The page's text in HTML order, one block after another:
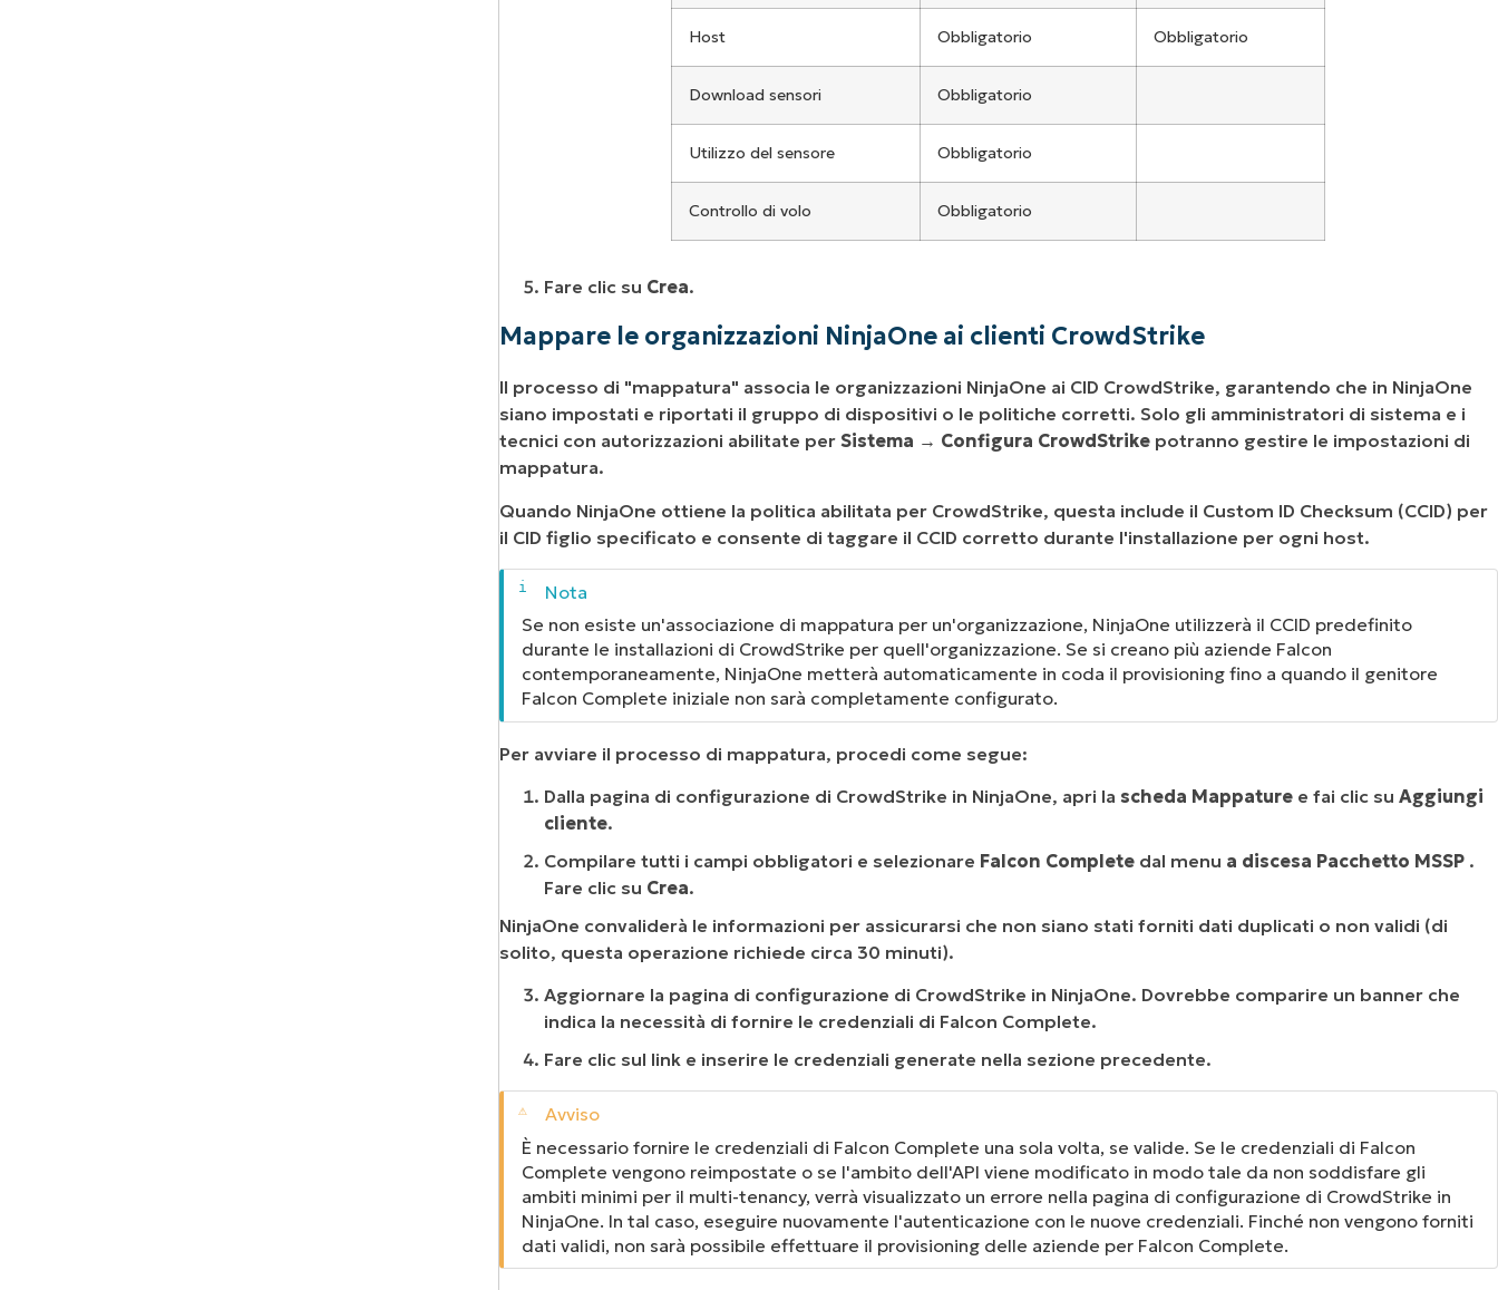
Host Obbligatorio Obbligatorio
Download sensori Obbligatorio
Utilizzo del sensore Obbligatorio
Controllo di volo Obbligatorio
Fare clic su Crea.
Mappare le organizzazioni NinjaOne ai clienti CrowdStrike
Il processo di "mappatura" associa le organizzazioni NinjaOne ai CID CrowdStrike, garantendo che in NinjaOne
siano impostati e riportati il gruppo di dispositivi o le politiche corretti. Solo gli amministratori di sistema e i
tecnici con autorizzazioni abilitate per Sistema → Configura CrowdStrike potranno gestire le impostazioni di
mappatura.
Quando NinjaOne ottiene la politica abilitata per CrowdStrike, questa include il Custom ID Checksum (CCID) per
il CID figlio specificato e consente di taggare il CCID corretto durante l'installazione per ogni host.
Se non esiste un'associazione di mappatura per un'organizzazione, NinjaOne utilizzerà il CCID predefinito
durante le installazioni di CrowdStrike per quell'organizzazione. Se si creano più aziende Falcon
contemporaneamente, NinjaOne metterà automaticamente in coda il provisioning fino a quando il genitore
Falcon Complete iniziale non sarà completamente configurato.
Per avviare il processo di mappatura, procedi come segue:
Dalla pagina di configurazione di CrowdStrike in NinjaOne, apri la scheda Mappature e fai clic su Aggiungi
cliente.
Compilare tutti i campi obbligatori e selezionare Falcon Complete dal menu a discesa Pacchetto MSSP .
Fare clic su Crea.
NinjaOne convaliderà le informazioni per assicurarsi che non siano stati forniti dati duplicati o non validi (di
solito, questa operazione richiede circa 30 minuti).
Aggiornare la pagina di configurazione di CrowdStrike in NinjaOne. Dovrebbe comparire un banner che
indica la necessità di fornire le credenziali di Falcon Complete.
Fare clic sul link e inserire le credenziali generate nella sezione precedente.
È necessario fornire le credenziali di Falcon Complete una sola volta, se valide. Se le credenziali di Falcon
Complete vengono reimpostate o se l'ambito dell'API viene modificato in modo tale da non soddisfare gli
ambiti minimi per il multi-tenancy, verrà visualizzato un errore nella pagina di configurazione di CrowdStrike in
NinjaOne. In tal caso, eseguire nuovamente l'autenticazione con le nuove credenziali. Finché non vengono forniti
dati validi, non sarà possibile effettuare il provisioning delle aziende per Falcon Complete.